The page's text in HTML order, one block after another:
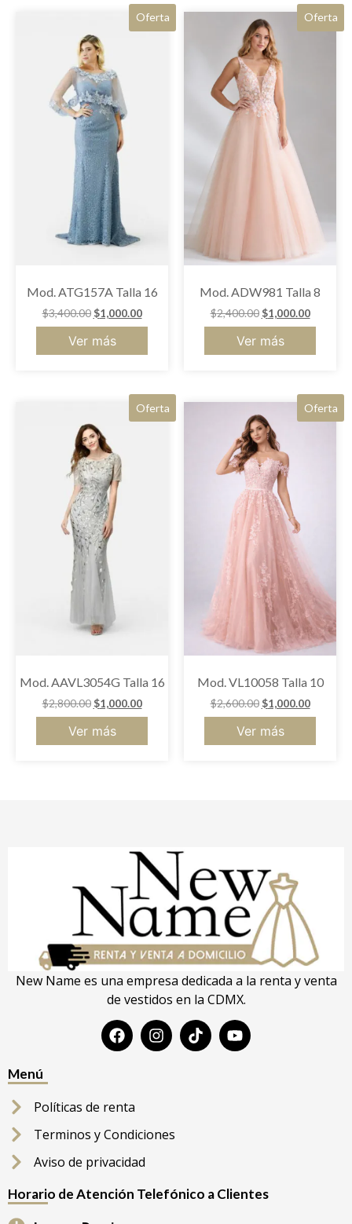
Oferta
Mod. ATG157A Talla 16
$3,400.00 $1,000.00
Ver más
Oferta
Mod. ADW981 Talla 8
$2,400.00 $1,000.00
Ver más
Oferta
Mod. AAVL3054G Talla 16
$2,800.00 $1,000.00
Ver más
Oferta
Mod. VL10058 Talla 10
$2,600.00 $1,000.00
Ver más
New Name es una empresa dedicada a la renta y venta
de vestidos en la CDMX.
Menú
Políticas de renta
Terminos y Condiciones
Aviso de privacidad
Horario de Atención Telefónico a Clientes